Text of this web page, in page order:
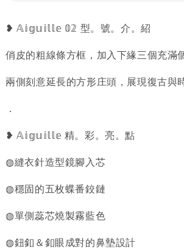
❥ 𝔸𝕚𝕘𝕦𝕚𝕝𝕝𝕖 𝟘𝟚 型。號。介。紹
俏皮的粗線條方框，加入下緣三個充滿
兩側刻意延長的方形庄頭，展現復古與
．
❥ 𝔸𝕚𝕘𝕦𝕚𝕝𝕝𝕖 精。彩。亮。點
◍縫衣針造型鏡腳入芯
◍穩固的五枚蝶番鉸鏈
◍單側蕊芯燒製霧藍色
◍鈕釦＆釦眼成對的鼻墊設計